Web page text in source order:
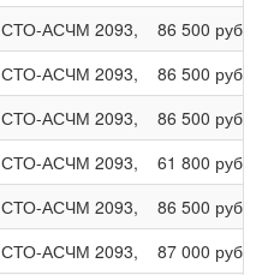
СТО-АСЧМ 2093,
86 500 руб.
СТО-АСЧМ 2093,
86 500 руб.
СТО-АСЧМ 2093,
86 500 руб.
СТО-АСЧМ 2093,
61 800 руб.
СТО-АСЧМ 2093,
86 500 руб.
СТО-АСЧМ 2093,
87 000 руб.